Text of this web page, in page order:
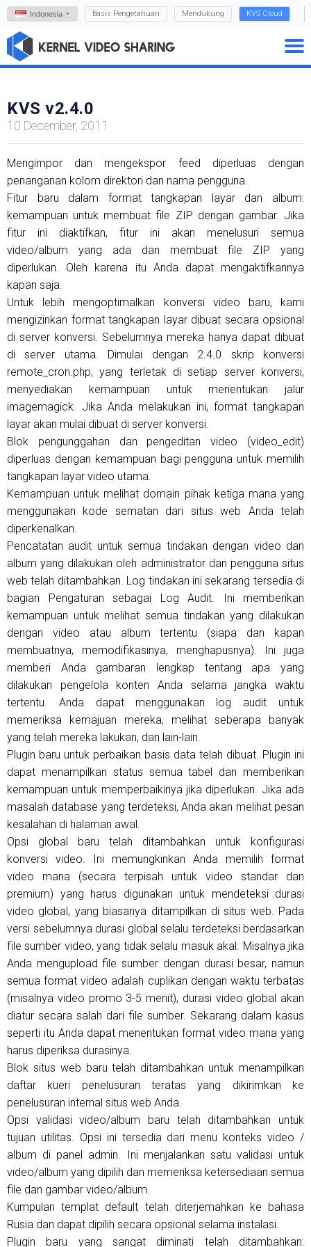
Indonesia Basis Pengetahuan Mendukung KVS Cloud
KVS v2.4.0
10 December, 2011
Mengimpor dan mengekspor feed diperluas dengan
penanganan kolom direktori dan nama pengguna.
Fitur baru dalam format tangkapan layar dan album:
kemampuan untuk membuat file ZIP dengan gambar. Jika
fitur ini diaktifkan, fitur ini akan menelusuri semua
video/album yang ada dan membuat file ZIP yang
diperlukan. Oleh karena itu Anda dapat mengaktifkannya
kapan saja.
Untuk lebih mengoptimalkan konversi video baru, kami
mengizinkan format tangkapan layar dibuat secara opsional
di server konversi. Sebelumnya mereka hanya dapat dibuat
di server utama. Dimulai dengan 2.4.0 skrip konversi
remote_cron.php, yang terletak di setiap server konversi,
menyediakan kemampuan untuk menentukan jalur
imagemagick. Jika Anda melakukan ini, format tangkapan
layar akan mulai dibuat di server konversi.
Blok pengunggahan dan pengeditan video (video_edit)
diperluas dengan kemampuan bagi pengguna untuk memilih
tangkapan layar video utama.
Kemampuan untuk melihat domain pihak ketiga mana yang
menggunakan kode sematan dari situs web Anda telah
diperkenalkan.
Pencatatan audit untuk semua tindakan dengan video dan
album yang dilakukan oleh administrator dan pengguna situs
web telah ditambahkan. Log tindakan ini sekarang tersedia di
bagian Pengaturan sebagai Log Audit. Ini memberikan
kemampuan untuk melihat semua tindakan yang dilakukan
dengan video atau album tertentu (siapa dan kapan
membuatnya, memodifikasinya, menghapusnya). Ini juga
memberi Anda gambaran lengkap tentang apa yang
dilakukan pengelola konten Anda selama jangka waktu
tertentu. Anda dapat menggunakan log audit untuk
memeriksa kemajuan mereka, melihat seberapa banyak
yang telah mereka lakukan, dan lain-lain.
Plugin baru untuk perbaikan basis data telah dibuat. Plugin ini
dapat menampilkan status semua tabel dan memberikan
kemampuan untuk memperbaikinya jika diperlukan. Jika ada
masalah database yang terdeteksi, Anda akan melihat pesan
kesalahan di halaman awal.
Opsi global baru telah ditambahkan untuk konfigurasi
konversi video. Ini memungkinkan Anda memilih format
video mana (secara terpisah untuk video standar dan
premium) yang harus digunakan untuk mendeteksi durasi
video global, yang biasanya ditampilkan di situs web. Pada
versi sebelumnya durasi global selalu terdeteksi berdasarkan
file sumber video, yang tidak selalu masuk akal. Misalnya jika
Anda mengupload file sumber dengan durasi besar, namun
semua format video adalah cuplikan dengan waktu terbatas
(misalnya video promo 3-5 menit), durasi video global akan
diatur secara salah dari file sumber. Sekarang dalam kasus
seperti itu Anda dapat menentukan format video mana yang
harus diperiksa durasinya.
Blok situs web baru telah ditambahkan untuk menampilkan
daftar kueri penelusuran teratas yang dikirimkan ke
penelusuran internal situs web Anda.
Opsi validasi video/album baru telah ditambahkan untuk
tujuan utilitas. Opsi ini tersedia dari menu konteks video /
album di panel admin. Ini menjalankan satu validasi untuk
video/album yang dipilih dan memeriksa ketersediaan semua
file dan gambar video/album.
Kumpulan templat default telah diterjemahkan ke bahasa
Rusia dan dapat dipilih secara opsional selama instalasi.
Plugin baru yang sangat diminati telah ditambahkan: